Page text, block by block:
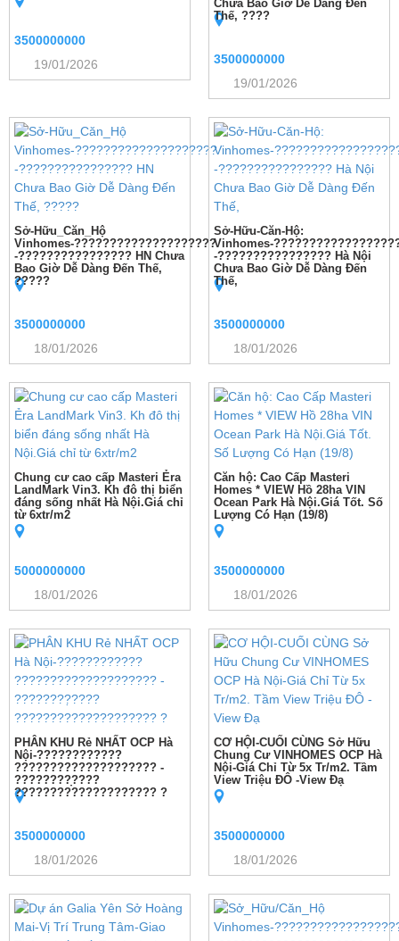
3500000000
19/01/2026
Chưa Bao Giờ Dễ Dàng Đến
Thế, ????
3500000000
19/01/2026
Sở-Hữu_Căn_Hộ
Vinhomes-????????????????????
-???????????????? HN Chưa
Bao Giờ Dễ Dàng Đến Thế,
?????
3500000000
18/01/2026
Sở-Hữu-Căn-Hộ:
Vinhomes-
-???????????????? Hà Nội
Chưa Bao Giờ Dễ Dàng Đến
Thế,
3500000000
18/01/2026
Chung cư cao cấp Masteri Ẻra
LandMark Vin3. Kh đô thị biển
đáng sống nhất Hà Nội.Giá chỉ
từ 6xtr/m2
5000000000
18/01/2026
Căn hộ: Cao Cấp Masteri
Homes * VIEW Hồ 28ha VIN
Ocean Park Hà Nội.Giá Tốt. Số
Lượng Có Hạn (19/8)
3500000000
18/01/2026
PHÂN KHU Rẻ NHẤT OCP Hà
Nội-????????????
???????????????????? -
????????̣????
???????????????????? ?
3500000000
18/01/2026
CƠ HỘI-CUỐI CÙNG Sở Hữu
Chung Cư VINHOMES OCP Hà
Nội-Giá Chỉ Từ 5x Tr/m2. Tầm
View Triệu ĐÔ -View Đạ
3500000000
18/01/2026